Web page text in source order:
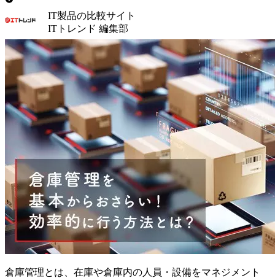
IT製品の比較サイト
ITトレンド 編集部
倉庫管理とは、在庫や倉庫内の人員・設備をマネジメント